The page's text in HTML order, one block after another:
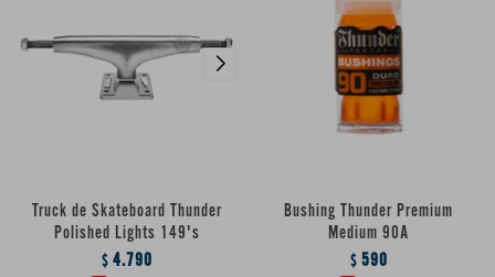
Truck de Skateboard Thunder
Polished Lights 149's
$ 4.790
Bushing Thunder Premium
Medium 90A
$ 590